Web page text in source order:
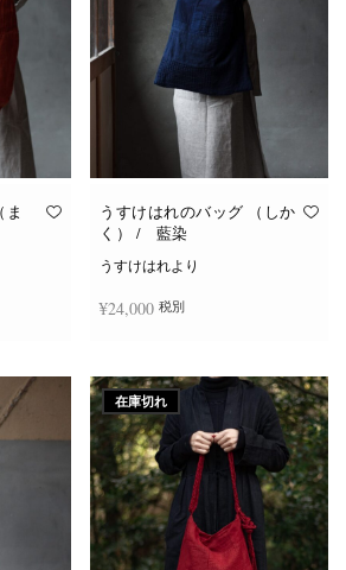
ま
うすけはれのバッグ （しか
く） / 藍染
うすけはれより
¥24,000 税別
在庫切れ